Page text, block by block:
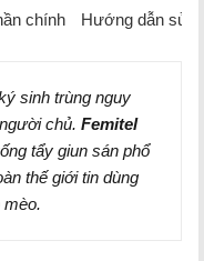
chính Hướng dẫn sử
sinh trùng nguy
chủ. Femitel
tẩy giun sán phổ
thế giới tin dùng
mèo.